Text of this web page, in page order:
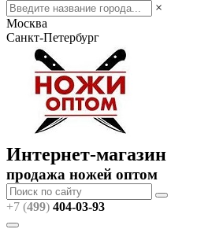
×
Москва
Санкт-Петербург
Интернет-магазин
продажа ножей оптом
+7 (499) 404-03-93